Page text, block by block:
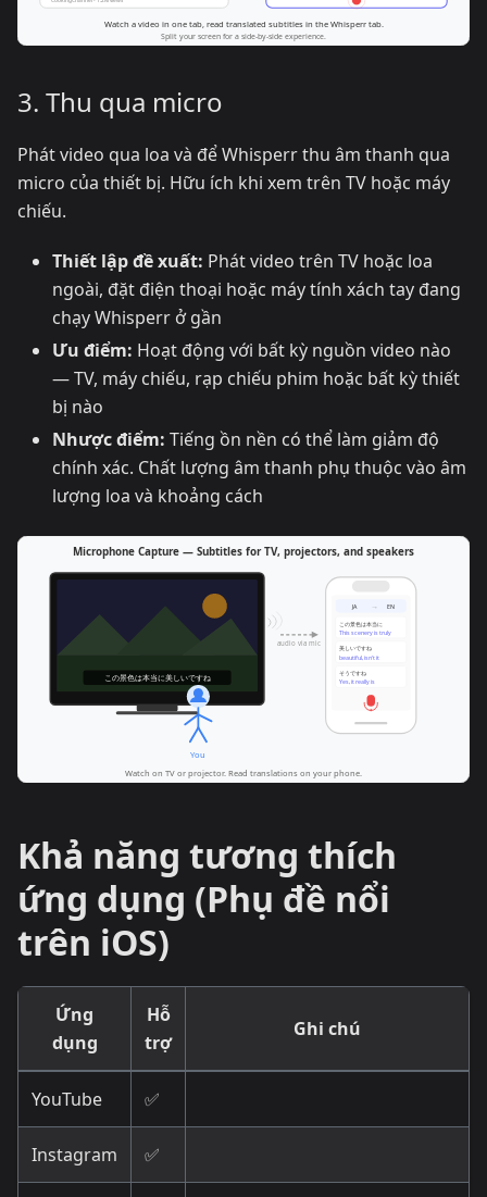
3. Thu qua micro
Phát video qua loa và để Whisperr thu âm thanh qua
micro của thiết bị. Hữu ích khi xem trên TV hoặc máy
chiếu.
Thiết lập đề xuất: Phát video trên TV hoặc loa
ngoài, đặt điện thoại hoặc máy tính xách tay đang
chạy Whisperr ở gần
Ưu điểm: Hoạt động với bất kỳ nguồn video nào
— TV, máy chiếu, rạp chiếu phim hoặc bất kỳ thiết
bị nào
Nhược điểm: Tiếng ồn nền có thể làm giảm độ
chính xác. Chất lượng âm thanh phụ thuộc vào âm
lượng loa và khoảng cách
Khả năng tương thích
ứng dụng (Phụ đề nổi
trên iOS)
Ứng
dụng
Hỗ
trợ
Ghi chú
YouTube ✅
Instagram ✅